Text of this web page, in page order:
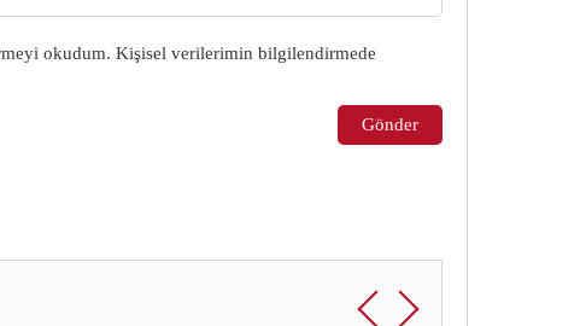
okudum. Kişisel verilerimin bilgilendirmede
Gönder